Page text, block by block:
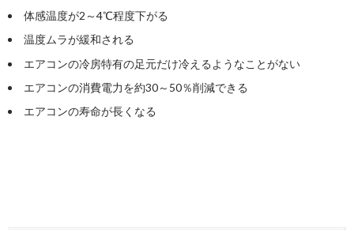
体感温度が2～4℃程度下がる
温度ムラが緩和される
エアコンの冷房特有の足元だけ冷えるようなことがない
エアコンの消費電力を約30～50％削減できる
エアコンの寿命が長くなる